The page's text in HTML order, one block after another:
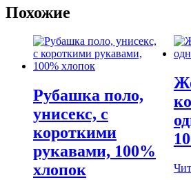
Похожие
Рубашка поло,
унисекс, с
короткими
рукавами, 100%
хлопок